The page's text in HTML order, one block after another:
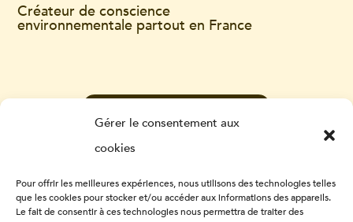
Gérer le consentement aux
cookies
Pour offrir les meilleures expériences, nous utilisons des technologies telles
que les cookies pour stocker et/ou accéder aux informations des appareils.
Le fait de consentir à ces technologies nous permettra de traiter des
Créateur de conscience
environnementale partout en France